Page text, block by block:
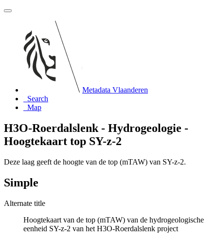
Metadata Vlaanderen
Search
Map
H3O-Roerdalslenk - Hydrogeologie -
Hoogtekaart top SY-z-2
Deze laag geeft de hoogte van de top (mTAW) van SY-z-2.
Simple
Alternate title
Hoogtekaart van de top (mTAW) van de hydrogeologische
eenheid SY-z-2 van het H3O-Roerdalslenk project